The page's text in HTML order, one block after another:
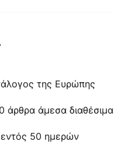
της Ευρώπης
άμεσα διαθέσιμα
50 ημερών